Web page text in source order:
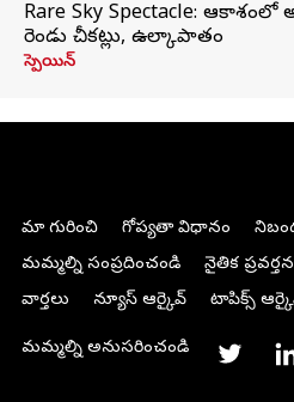
Rare Sky Spectacle: ఆకాశంలో
రెండు చీకట్లు, ఉల్కాపాతం
స్పెయిన్
మా గురించి గోప్యతా విధానం
మమ్మల్ని సంప్రదించండి
నైతిక ప్రవర్తన
వార్తలు
న్యూస్ ఆర్కైవ్ టాపిక్స్
మమ్మల్ని అనుసరించండి